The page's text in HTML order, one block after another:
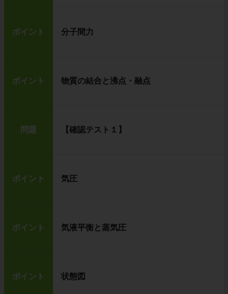
ポイント 分子間力
ポイント 物質の結合と沸点・融点
問題 【確認テスト１】
ポイント 気圧
ポイント 気液平衡と蒸気圧
ポイント 状態図